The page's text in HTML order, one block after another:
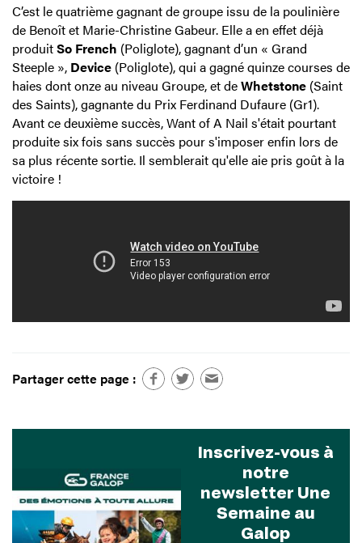
C’est le quatrième gagnant de groupe issu de la poulinière
de Benoît et Marie-Christine Gabeur. Elle a en effet déjà
produitSo French (Poliglote), gagnant d’un « Grand
Steeple », Device (Poliglote), qui a gagné quinze courses de
haies dont onze au niveau Groupe, et deWhetstone (Saint
des Saints), gagnante du Prix Ferdinand Dufaure (Gr1).
Avant ce deuxième succès, Want of A Nail s'était pourtant
produite six fois sans succès pour s'imposer enfin lors de
sa plus récente sortie. Il semblerait qu'elle aie pris goût à la
victoire !
Partager cette page :
Inscrivez-vous à
notre
newsletter Une
Semaine au
Galop